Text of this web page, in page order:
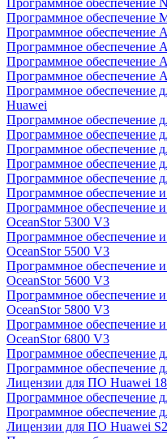
Программное обеспечение
Программное обеспечение
Программное обеспечение
Программное обеспечение
Программное обеспечение
Программное обеспечение
Программное обеспечение
Huawei
Программное обеспечение
Программное обеспечение
Программное обеспечение
Программное обеспечение
Программное обеспечение
Программное обеспечение
Программное обеспечение
OceanStor 5300 V3
Программное обеспечение
OceanStor 5500 V3
Программное обеспечение
OceanStor 5600 V3
Программное обеспечение
OceanStor 5800 V3
Программное обеспечение
OceanStor 6800 V3
Программное обеспечение
Программное обеспечение
Лицензии для ПО Huawei
Программное обеспечение
Программное обеспечение
Лицензии для ПО Huawei